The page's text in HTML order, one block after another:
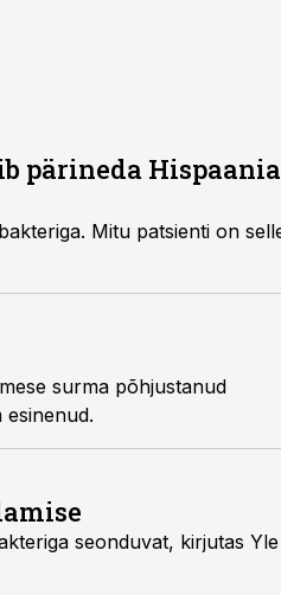
pärineda Hispaania
varem esinenud.